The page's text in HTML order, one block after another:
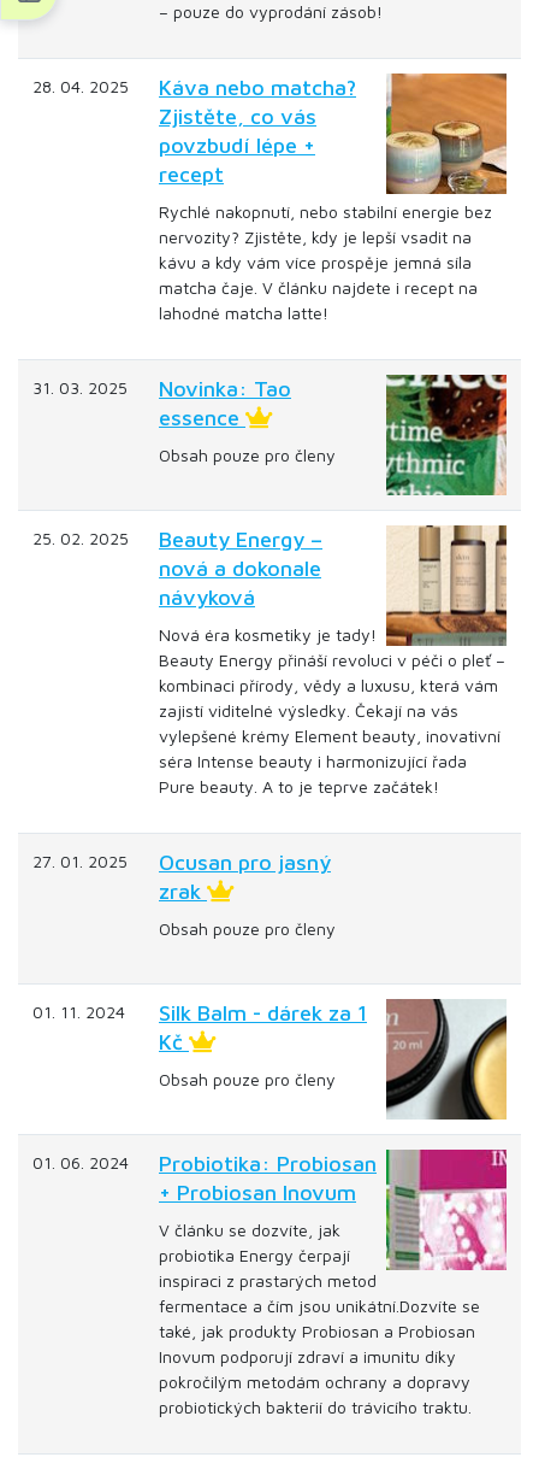
– pouze do vyprodání zásob!
28. 04. 2025
Káva nebo matcha?
Zjistěte, co vás
povzbudí lépe +
recept
Rychlé nakopnutí, nebo stabilní energie bez
nervozity? Zjistěte, kdy je lepší vsadit na
kávu a kdy vám více prospěje jemná síla
matcha čaje. V článku najdete i recept na
lahodné matcha latte!
31. 03. 2025
Novinka: Tao
essence
Obsah pouze pro členy
25. 02. 2025
Beauty Energy –
nová a dokonale
návyková
Nová éra kosmetiky je tady!
Beauty Energy přináší revoluci v péči o pleť –
kombinaci přírody, vědy a luxusu, která vám
zajistí viditelné výsledky. Čekají na vás
vylepšené krémy Element beauty, inovativní
séra Intense beauty i harmonizující řada
Pure beauty. A to je teprve začátek!
27. 01. 2025
Ocusan pro jasný
zrak
Obsah pouze pro členy
01. 11. 2024
Silk Balm - dárek za 1
Kč
Obsah pouze pro členy
01. 06. 2024
Probiotika: Probiosan
+ Probiosan Inovum
V článku se dozvíte, jak
probiotika Energy čerpají
inspiraci z prastarých metod
fermentace a čím jsou unikátní.Dozvíte se
také, jak produkty Probiosan a Probiosan
Inovum podporují zdraví a imunitu díky
pokročilým metodám ochrany a dopravy
probiotických bakterií do trávicího traktu.